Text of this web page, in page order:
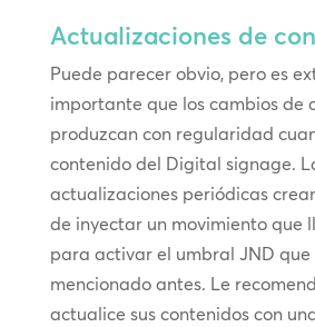
Actualizaciones de
Puede parecer obvio, pero es
importante que los cambios de
produzcan con regularidad
contenido del Digital signage.
actualizaciones periódicas
de inyectar un movimiento que
para activar el umbral JND que
mencionado antes. Le
actualice sus contenidos con